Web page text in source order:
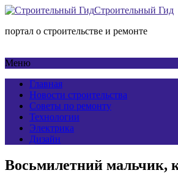
Строительный Гид
портал о строительстве и ремонте
Меню
Главная
Новости строительства
Советы по ремонту
Технологии
Электрика
Дизайн
Восьмилетний мальчик,